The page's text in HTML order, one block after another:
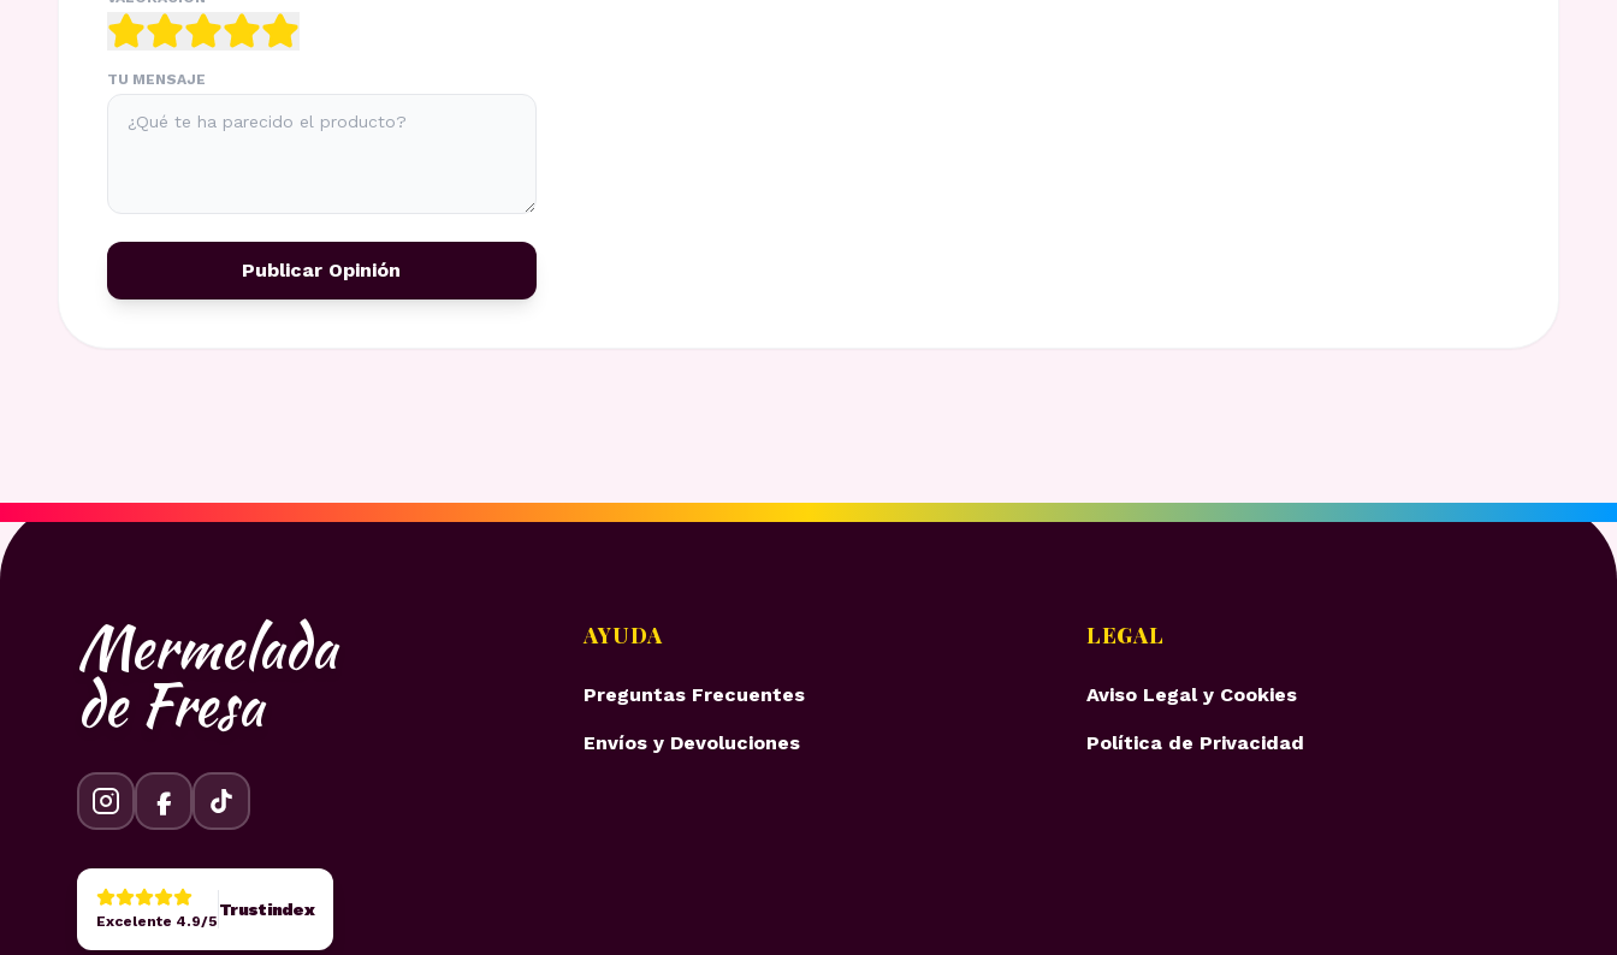
TU MENSAJE
Publicar Opinión
Mermelada
de Fresa
Excelente 4.9/5
Trustindex
AYUDA
Preguntas Frecuentes
Envíos y Devoluciones
LEGAL
Aviso Legal y Cookies
Política de Privacidad